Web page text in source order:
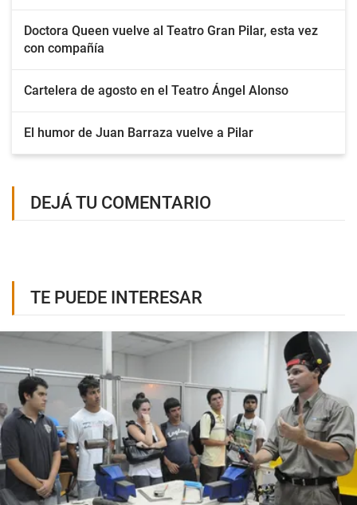
Doctora Queen vuelve al Teatro Gran Pilar, esta vez
con compañía
Cartelera de agosto en el Teatro Ángel Alonso
El humor de Juan Barraza vuelve a Pilar
DEJÁ TU COMENTARIO
TE PUEDE INTERESAR